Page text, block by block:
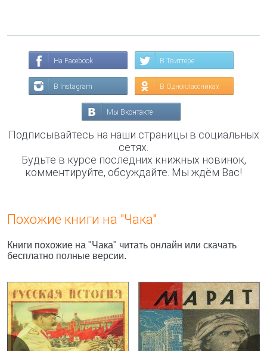
На Facebook В Твиттере
В Instagram В Одноклассниках
Мы Вконтакте
Подписывайтесь на наши страницы в социальных
сетях.
Будьте в курсе последних книжных новинок,
комментируйте, обсуждайте. Мы ждём Вас!
Похожие книги на "Чака"
Книги похожие на "Чака" читать онлайн или скачать
бесплатно полные версии.